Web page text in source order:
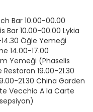
Bar 10.00-00.00
Bar 10.00-00.00 Lykia
Öğle Yemeği
14.00-17.00
Yemeği (Phaselis
19.00-21.30
21.30 China Garden
Vecchio A la Carte